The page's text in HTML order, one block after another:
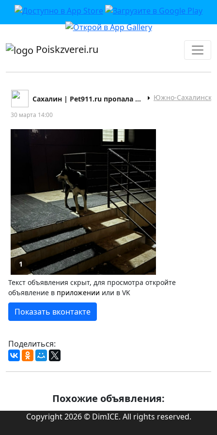
приложении или в VK">
Poiskzverei.ru
Сахалин | Pet911.ru пропала найдена собака кошка Южно-Сахалинск
30 марта 14:00
1
Текст объявления скрыт, для просмотра откройте
объявление в приложении или в VK
Показать вконтакте
Поделиться:
Похожие объявления:
Copyright 2026 © DimICE. All rights reserved.